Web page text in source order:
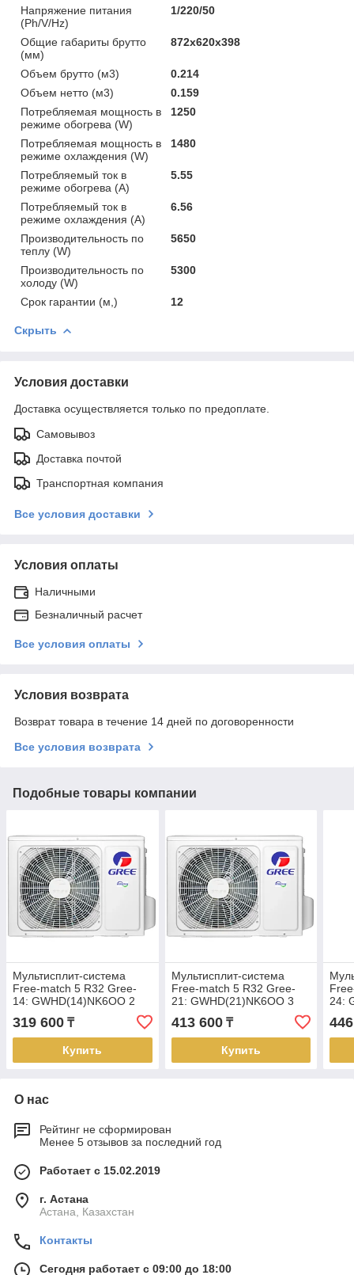
Напряжение питания
(Ph/V/Hz)
1/220/50
Общие габариты брутто
(мм)
872x620x398
Объем брутто (м3)
0.214
Объем нетто (м3)
0.159
Потребляемая мощность в
режиме обогрева (W)
1250
Потребляемая мощность в
режиме охлаждения (W)
1480
Потребляемый ток в
режиме обогрева (A)
5.55
Потребляемый ток в
режиме охлаждения (A)
6.56
Производительность по
теплу (W)
5650
Производительность по
холоду (W)
5300
Срок гарантии (м,) 12
Скрыть
Условия доставки
Доставка осуществляется только по предоплате.
Самовывоз
Доставка почтой
Транспортная компания
Все условия доставки
Условия оплаты
Наличными
Безналичный расчет
Все условия оплаты
Условия возврата
Возврат товара в течение 14 дней по договоренности
Все условия возврата
Подобные товары компании
Мультисплит-система
Free-match 5 R32 Gree-
14: GWHD(14)NK6OO 2
выхода (Наружный блок)
319 600 ₸
Купить
Мультисплит-система
Free-match 5 R32 Gree-
21: GWHD(21)NK6OO 3
выхода (Наружный блок)
413 600₸
Купить
24:
О нас
Рейтинг не сформирован
Менее 5 отзывов за последний год
Работает с 15.02.2019
г. Астана
Астана, Казахстан
Контакты
Сегодня работает с 09:00 до 18:00